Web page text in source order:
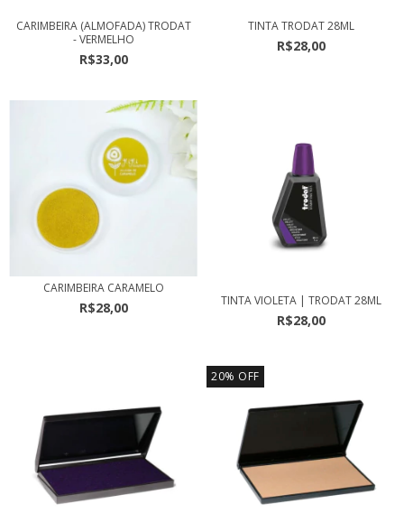
CARIMBEIRA (ALMOFADA) TRODAT
- VERMELHO
R$33,00
TINTA TRODAT 28ML
R$28,00
CARIMBEIRA CARAMELO
R$28,00 TINTA VIOLETA | TRODAT 28ML
R$28,00
20% OFF